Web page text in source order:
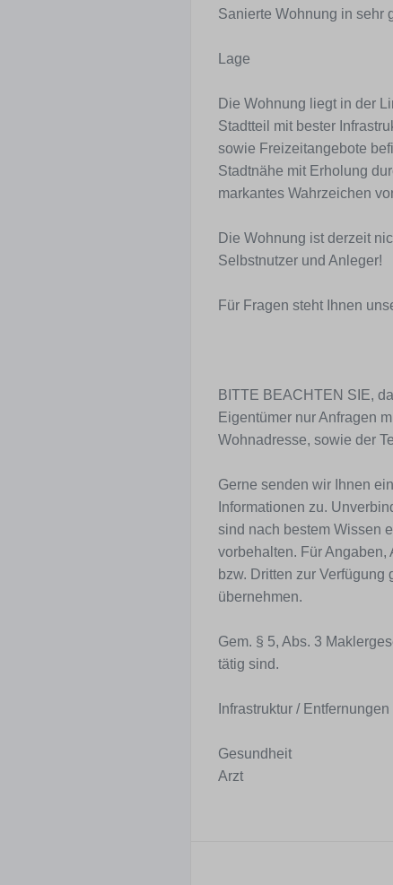
Sanierte Wohnung in sehr
Lage
Die Wohnung liegt in der
Stadtteil mit bester
sowie Freizeitangebote
Stadtnähe mit Erholung
markantes Wahrzeichen
Die Wohnung ist derzeit
Selbstnutzer und Anleger!
Für Fragen steht Ihnen
BITTE BEACHTEN SIE,
Eigentümer nur Anfragen
Wohnadresse, sowie der
Gerne senden wir Ihnen
Informationen zu.
sind nach bestem Wissen
vorbehalten. Für
bzw. Dritten zur
übernehmen.
Gem. § 5, Abs. 3
tätig sind.
Infrastruktur / Entfernungen
Gesundheit
Arzt